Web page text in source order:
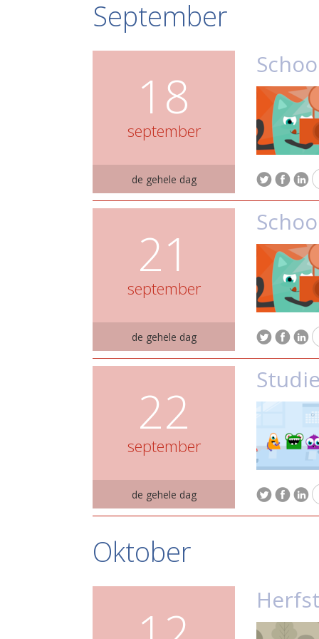
September
18
september
de gehele dag
21
september
de gehele dag
22
september
de gehele dag
Oktober